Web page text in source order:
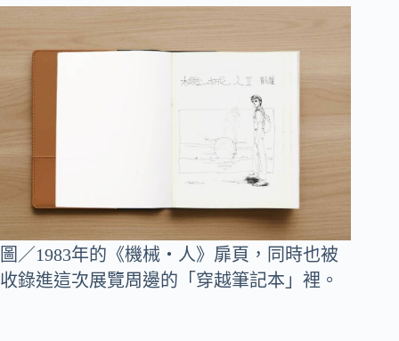
圖／1983年的《機械‧人》扉頁，同時也被
收錄進這次展覽周邊的「穿越筆記本」裡。